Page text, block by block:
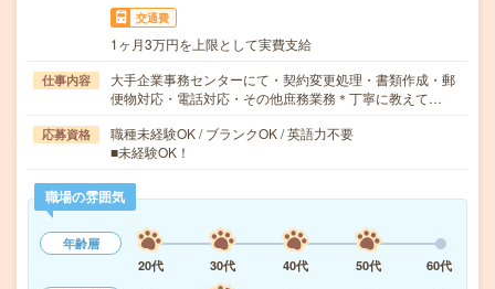
交通費
1ヶ月3万円を上限として実費支給
仕事内容
大手企業事務センターにて・契約変更処理・書類作成・郵
便物対応・電話対応・その他庶務業務＊丁寧に教えて…
応募資格
職種未経験OK / ブランクOK / 英語力不要
■未経験OK！
職場の雰囲気
年齢層
20代
30代 40代 50代
60代